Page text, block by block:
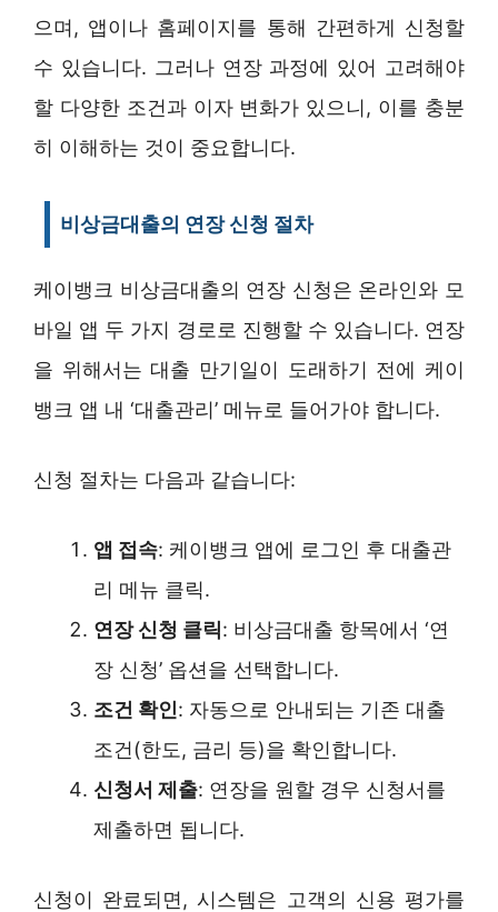
으며, 앱이나 홈페이지를 통해 간편하게 신청할
수 있습니다. 그러나 연장 과정에 있어 고려해야
할 다양한 조건과 이자 변화가 있으니, 이를 충분
히 이해하는 것이 중요합니다.
비상금대출의 연장 신청 절차
케이뱅크 비상금대출의 연장 신청은 온라인와 모
바일 앱 두 가지 경로로 진행할 수 있습니다. 연장
을 위해서는 대출 만기일이 도래하기 전에 케이
뱅크 앱 내 ‘대출관리’ 메뉴로 들어가야 합니다.
신청 절차는 다음과 같습니다:
앱 접속: 케이뱅크 앱에 로그인 후 대출관
리 메뉴 클릭.
연장 신청 클릭: 비상금대출 항목에서 ‘연
장 신청’ 옵션을 선택합니다.
조건 확인: 자동으로 안내되는 기존 대출
조건(한도, 금리 등)을 확인합니다.
신청서 제출: 연장을 원할 경우 신청서를
제출하면 됩니다.
신청이 완료되면, 시스템은 고객의 신용 평가를